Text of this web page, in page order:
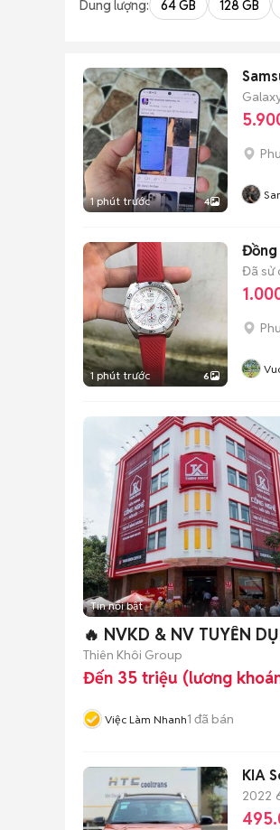
Dung lượng: 64 GB 128 GB
1 phút trước 4
1 phút trước 6
Đồng
Đã sử
Tin nổi bật
🔥 NVKD & NV TUYỂN
Thiên Khôi Group
Đến 35 triệu (lương
Việc Làm Nhanh1 đã bán
KIA
2022